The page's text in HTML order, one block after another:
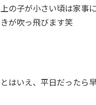
上の子が小さい頃は家事
きが吹っ飛びます笑
とはいえ、平日だったら